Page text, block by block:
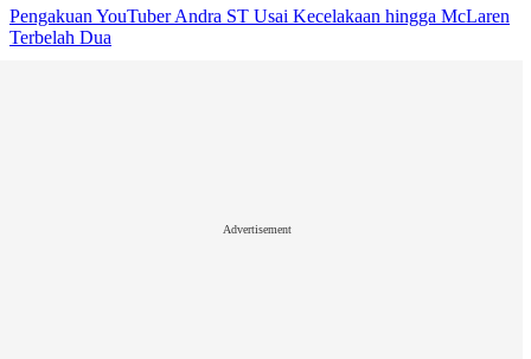
Pengakuan YouTuber Andra ST Usai Kecelakaan hingga McLaren
Terbelah Dua
Advertisement